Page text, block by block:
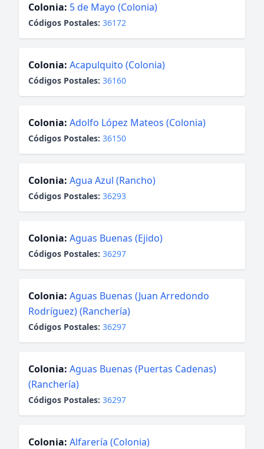
Colonia: 5 de Mayo (Colonia)
Códigos Postales: 36172
Colonia: Acapulquito (Colonia)
Códigos Postales: 36160
Colonia: Adolfo López Mateos (Colonia)
Códigos Postales: 36150
Colonia: Agua Azul (Rancho)
Códigos Postales: 36293
Colonia: Aguas Buenas (Ejido)
Códigos Postales: 36297
Colonia: Aguas Buenas (Juan Arredondo
Rodríguez) (Ranchería)
Códigos Postales: 36297
Colonia: Aguas Buenas (Puertas Cadenas)
(Ranchería)
Códigos Postales: 36297
Colonia: Alfarería (Colonia)